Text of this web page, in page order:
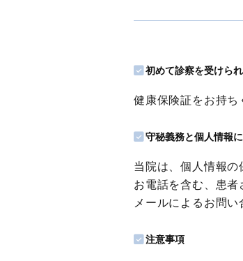
初めて診察を受けら
健康保険証をお持ち
守秘義務と個人情報
当院は、個人情報の
お電話を含む、患者
メールによるお問
注意事項